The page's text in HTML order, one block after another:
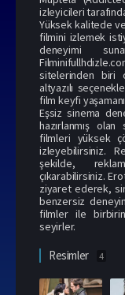
izleyicileri
Yüksek kalitede
filmini izlemek
deneyimi
sitelerinden biri
altyazılı
film keyfi
Eşsiz sinema
hazırlanmış
filmleri yüksek
izleyebilirsiniz.
şekilde,
çıkarabilirsiniz.
ziyaret ederek,
benzersiz
filmler ile
seyirler.
Resimler 4